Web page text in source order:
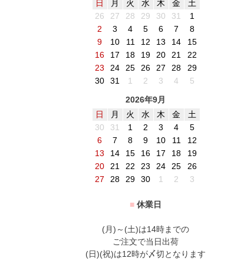
日
月 火 水 木 金
土
26
27 28 29 30 31
1
2
3 4 5 6 7
8
9
10 11 12 13 14
15
16
17 18 19 20 21
22
23
24 25 26 27 28
29
30
31 1 2 3 4
5
2026年9月
日
月 火 水 木 金
土
30
31 1 2 3 4
5
6
7 8 9 10 11
12
13
14 15 16 17 18
19
20
21 22 23 24 25
26
27
28 29 30 1 2 3
■ 休業日
(月)～(土)は14時までの
ご注文で当日出荷
(日)(祝)は12時が〆切となります